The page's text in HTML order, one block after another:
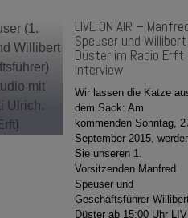
LIVE ON AIR –
Speuser und Willibert
Düster im Radio Erft
Interview
Wir lassen die Katze
dem Sack: Am
kommenden Sonntag,
September 2015,
Sie unseren 1.
Vorsitzenden Manfred
Speuser und
Geschäftsführer
Düster ab 15:00 Uhr